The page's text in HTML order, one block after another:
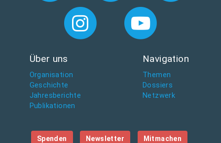
Über uns
Organisation
Geschichte
Jahresberichte
Publikationen
Navigation
Themen
Dossiers
Netzwerk
Spenden Newsletter Mitmachen